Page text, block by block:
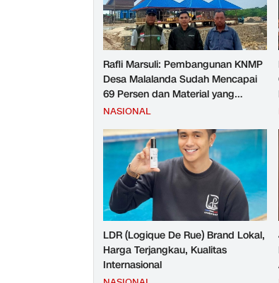
Rafli Marsuli: Pembangunan KNMP
Desa Malalanda Sudah Mencapai
69 Persen dan Material yang
Digunakan Sudah Sesuai Hasil Uji
NASIONAL
LDR (Logique De Rue) Brand Lokal,
Harga Terjangkau, Kualitas
Internasional